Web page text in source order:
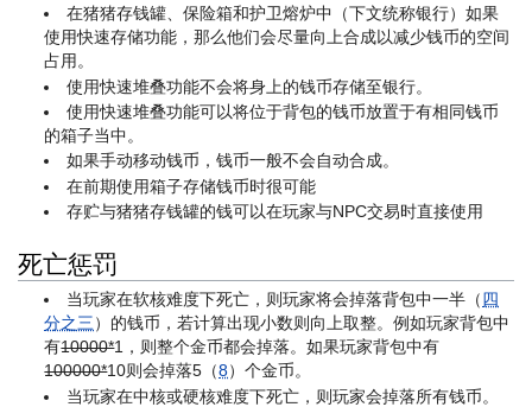
在猪猪存钱罐、保险箱和护卫熔炉中（下文统称银行）如果
使用快速存储功能，那么他们会尽量向上合成以减少钱币的空间
占用。
使用快速堆叠功能不会将身上的钱币存储至银行。
使用快速堆叠功能可以将位于背包的钱币放置于有相同钱币
的箱子当中。
如果手动移动钱币，钱币一般不会自动合成。
在前期使用箱子存储钱币时很可能
存贮与猪猪存钱罐的钱可以在玩家与NPC交易时直接使用
死亡惩罚
当玩家在软核难度下死亡，则玩家将会掉落背包中一半（四
分之三）的钱币，若计算出现小数则向上取整。例如玩家背包中
有10000*1 ，则整个金币都会掉落。如果玩家背包中有
100000*10则会掉落5（8）个金币。
当玩家在中核或硬核难度下死亡，则玩家会掉落所有钱币。